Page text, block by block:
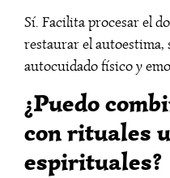
Sí. Facilita procesar el
restaurar el autoestima,
autocuidado físico y
¿Puedo
con rituales
espirituales?